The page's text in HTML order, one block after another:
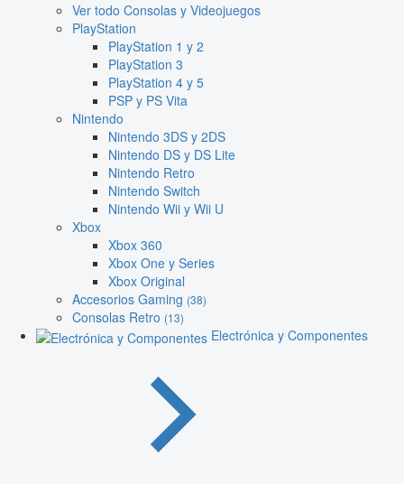
Ver todo Consolas y Videojuegos
PlayStation
PlayStation 1 y 2
PlayStation 3
PlayStation 4 y 5
PSP y PS Vita
Nintendo
Nintendo 3DS y 2DS
Nintendo DS y DS Lite
Nintendo Retro
Nintendo Switch
Nintendo Wii y Wii U
Xbox
Xbox 360
Xbox One y Series
Xbox Original
Accesorios Gaming (38)
Consolas Retro (13)
Electrónica y Componentes